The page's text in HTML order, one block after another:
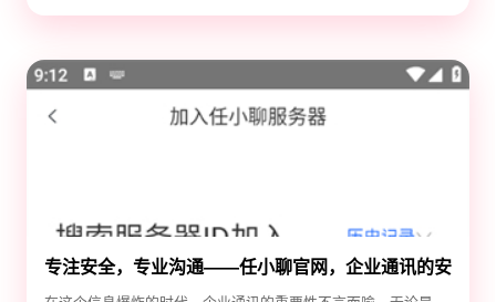
专注安全，专业沟通——任小聊官网，企业通讯的安
全守护神